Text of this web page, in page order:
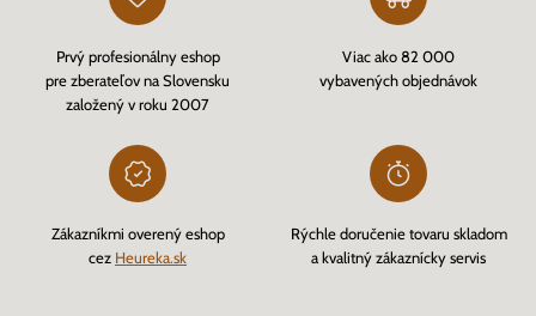
Prvý profesionálny eshop
pre zberateľov na Slovensku
založený v roku 2007
Viac ako 82 000
vybavených objednávok
Zákazníkmi overený eshop
cez Heureka.sk
Rýchle doručenie tovaru skladom
a kvalitný zákaznícky servis